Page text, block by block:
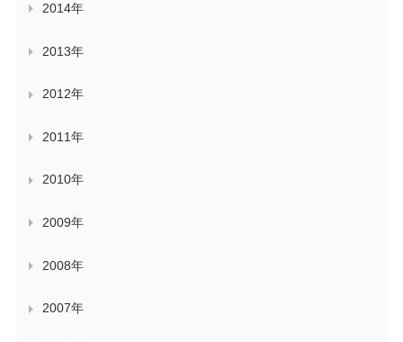
2014年
2013年
2012年
2011年
2010年
2009年
2008年
2007年